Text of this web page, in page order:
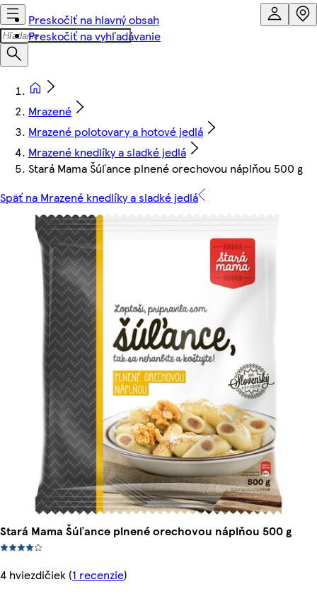
Preskočiť na hlavný obsah
Preskočiť na vyhľadávanie
Mrazené
Mrazené polotovary a hotové jedlá
Mrazené knedlíky a sladké jedlá
Stará Mama Šúľance plnené orechovou náplňou 500 g
Späť na Mrazené knedlíky a sladké jedlá
Stará Mama Šúľance plnené orechovou náplňou 500 g
4 hviezdičiek (1 recenzie)